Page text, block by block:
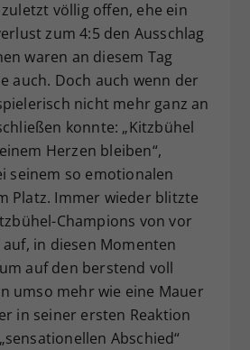
völlig offen, ehe ein
zum 4:5 den Ausschlag
waren an diesem Tag
auch. Doch auch wenn der
nicht mehr ganz an
konnte: „Kitzbühel
Herzen bleiben“,
seinem so emotionalen
Platz. Immer wieder blitzte
Champions von vor
in diesen Momenten
auf den berstend voll
umso mehr wie eine Mauer
in seiner ersten Reaktion
Abschied“